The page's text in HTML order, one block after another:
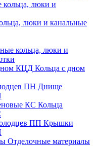
люки и канальные
кольца, люки и
Кольца с дном
Днище
Кольца
Крышки
Отделочные материалы